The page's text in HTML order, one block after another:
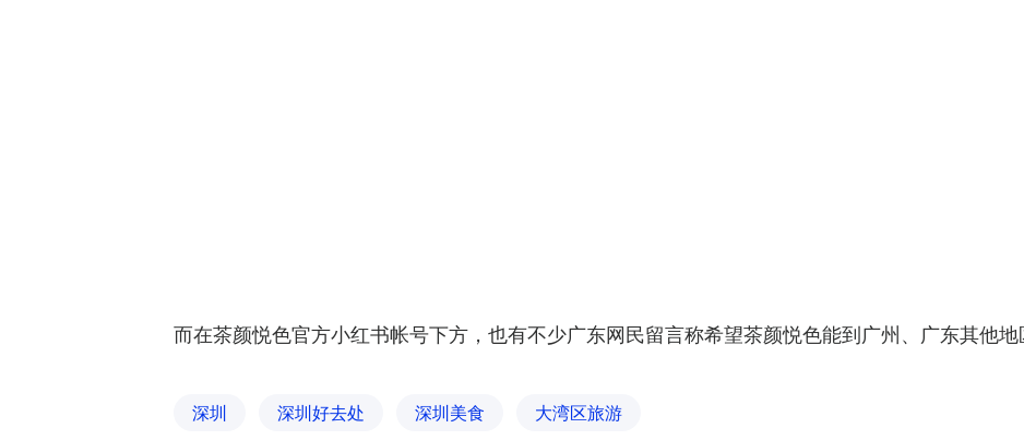
而在茶颜悦色官方小红书帐号下方，也有不少广东网民留言称希望茶颜悦色能到广州、广东其他地
深圳 深圳好去处 深圳美食 大湾区旅游